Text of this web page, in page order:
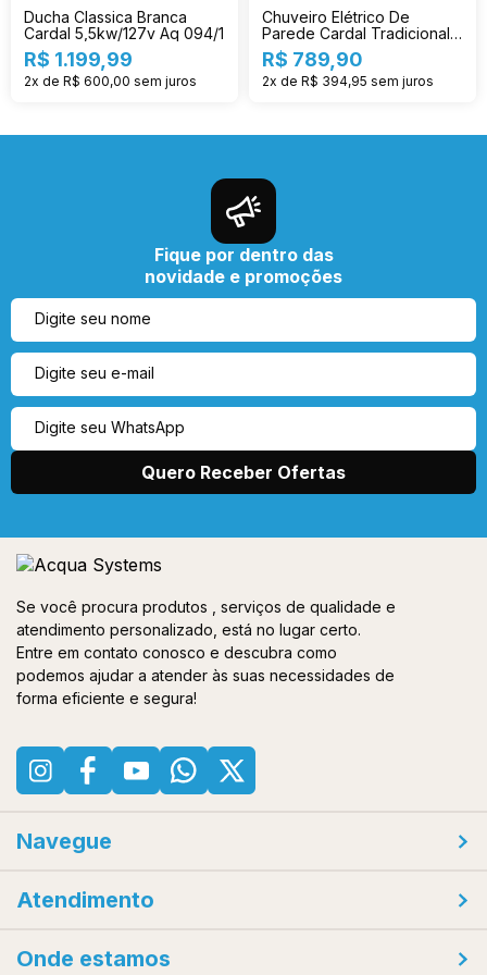
Ducha Classica Branca
Cardal 5,5kw/127v Aq 094/1
R$ 1.199,99
2x de R$ 600,00 sem juros
Chuveiro Elétrico De
Parede Cardal Tradicional
Florenza Branco 5.5kw 127v
R$ 789,90
2x de R$ 394,95 sem juros
Fique por dentro das
novidade e promoções
Se você procura produtos , serviços de qualidade e
atendimento personalizado, está no lugar certo.
Entre em contato conosco e descubra como
podemos ajudar a atender às suas necessidades de
forma eficiente e segura!
Navegue
Atendimento
Onde estamos